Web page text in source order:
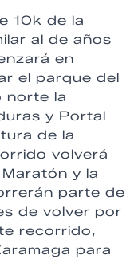
10k de la
al de años
en
el parque del
norte la
y Portal
de la
volverá
y la
parte de
de volver por
recorrido,
para